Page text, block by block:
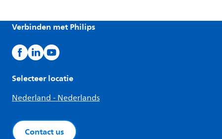
Verbinden met Philips
Selecteer locatie
Nederland - Nederlands
Contact us